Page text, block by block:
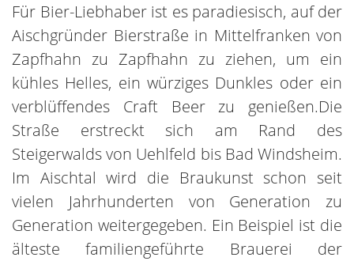
Für Bier-Liebhaber ist es paradiesisch, auf der
Aischgründer Bierstraße in Mittelfranken von
Zapfhahn zu Zapfhahn zu ziehen, um ein
kühles Helles, ein würziges Dunkles oder ein
verblüffendes Craft Beer zu genießen.Die
Straße erstreckt sich am Rand des
Steigerwalds von Uehlfeld bis Bad Windsheim.
Im Aischtal wird die Braukunst schon seit
vielen Jahrhunderten von Generation zu
Generation weitergegeben. Ein Beispiel ist die
älteste familiengeführte Brauerei der